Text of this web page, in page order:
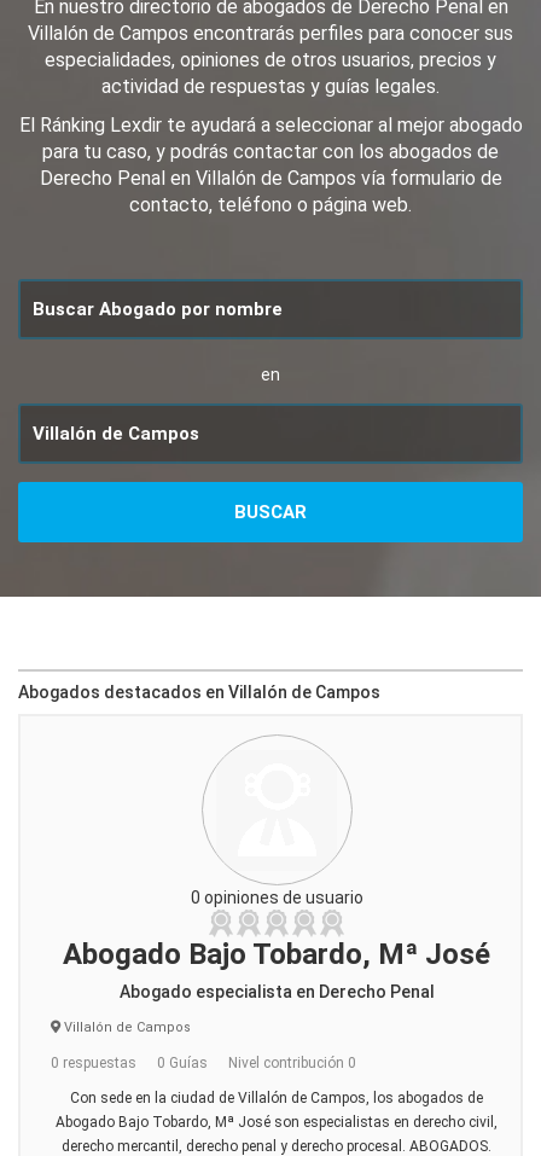
En nuestro directorio de abogados de Derecho Penal en
Villalón de Campos encontrarás perfiles para conocer sus
especialidades, opiniones de otros usuarios, precios y
actividad de respuestas y guías legales.
El Ránking Lexdir te ayudará a seleccionar al mejor abogado
para tu caso, y podrás contactar con los abogados de
Derecho Penal en Villalón de Campos vía formulario de
contacto, teléfono o página web.
en
Abogados destacados en Villalón de Campos
0 opiniones de usuario
Abogado Bajo Tobardo, Mª José
Abogado especialista en Derecho Penal
Villalón de Campos
0 respuestas 0 Guías Nivel contribución 0
Con sede en la ciudad de Villalón de Campos, los abogados de
Abogado Bajo Tobardo, Mª José son especialistas en derecho civil,
derecho mercantil, derecho penal y derecho procesal. ABOGADOS.